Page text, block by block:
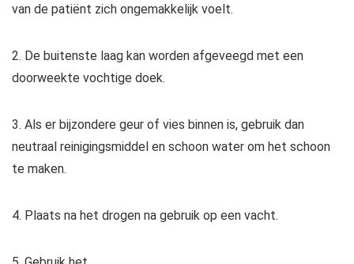
van de patiënt zich ongemakkelijk voelt.
2. De buitenste laag kan worden afgeveegd met een
doorweekte vochtige doek.
3. Als er bijzondere geur of vies binnen is, gebruik dan
neutraal reinigingsmiddel en schoon water om het schoon
te maken.
4. Plaats na het drogen na gebruik op een vacht.